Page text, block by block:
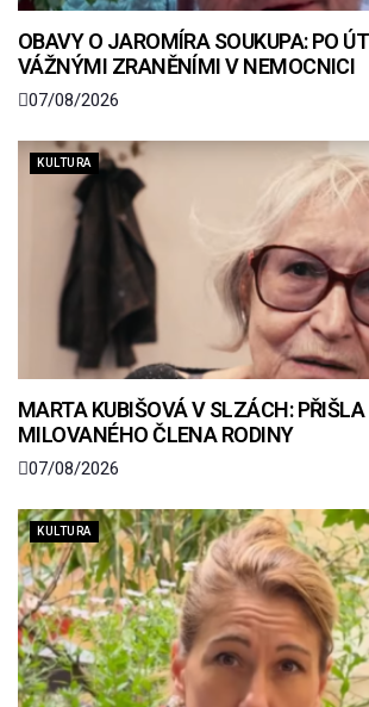
OBAVY O JAROMÍRA SOUKUPA: PO
VÁŽNÝMI ZRANĚNÍMI V NEMOCNICI
07/08/2026
KULTURA
MARTA KUBIŠOVÁ V SLZÁCH: PŘIŠLA
MILOVANÉHO ČLENA RODINY
07/08/2026
KULTURA